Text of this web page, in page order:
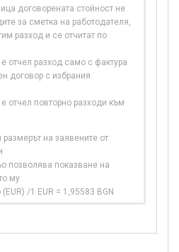
договорената стойност не
за сметка на работодателя,
разход и се отчитат по
отчел разход само с фактура
договор с избрания
отчел повторно разходи към
на заявените от
позволява показване на
му
/1 EUR = 1,95583 BGN